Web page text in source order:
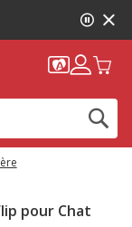
pour Chat